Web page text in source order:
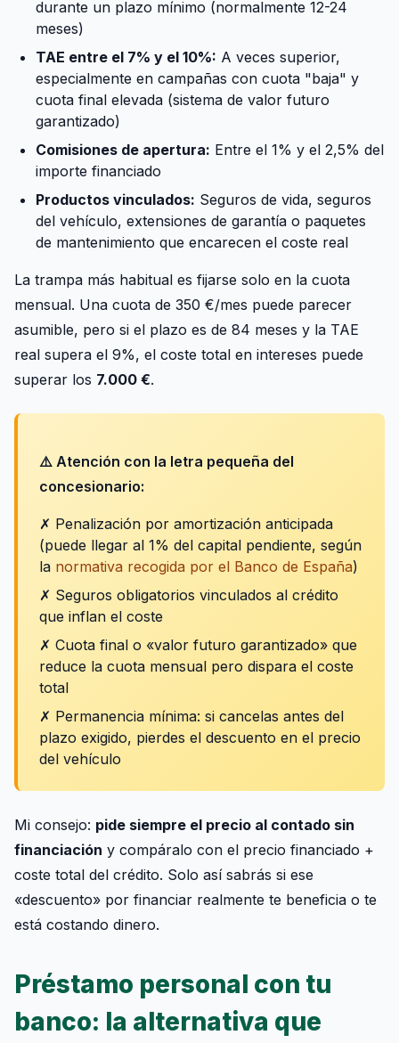
durante un plazo mínimo (normalmente 12-24
meses)
TAE entre el 7% y el 10%: A veces superior,
especialmente en campañas con cuota "baja" y
cuota final elevada (sistema de valor futuro
garantizado)
Comisiones de apertura: Entre el 1% y el 2,5% del
importe financiado
Productos vinculados: Seguros de vida, seguros
del vehículo, extensiones de garantía o paquetes
de mantenimiento que encarecen el coste real
La trampa más habitual es fijarse solo en la cuota
mensual. Una cuota de 350 €/mes puede parecer
asumible, pero si el plazo es de 84 meses y la TAE
real supera el 9%, el coste total en intereses puede
superar los 7.000 €.
⚠️ Atención con la letra pequeña del
concesionario:
✗ Penalización por amortización anticipada
(puede llegar al 1% del capital pendiente, según
la normativa recogida por el Banco de España)
✗ Seguros obligatorios vinculados al crédito
que inflan el coste
✗ Cuota final o «valor futuro garantizado» que
reduce la cuota mensual pero dispara el coste
total
✗ Permanencia mínima: si cancelas antes del
plazo exigido, pierdes el descuento en el precio
del vehículo
Mi consejo: pide siempre el precio al contado sin
financiación y compáralo con el precio financiado +
coste total del crédito. Solo así sabrás si ese
«descuento» por financiar realmente te beneficia o te
está costando dinero.
Préstamo personal con tu
banco: la alternativa que